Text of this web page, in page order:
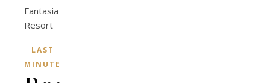
LAST
MINUTE